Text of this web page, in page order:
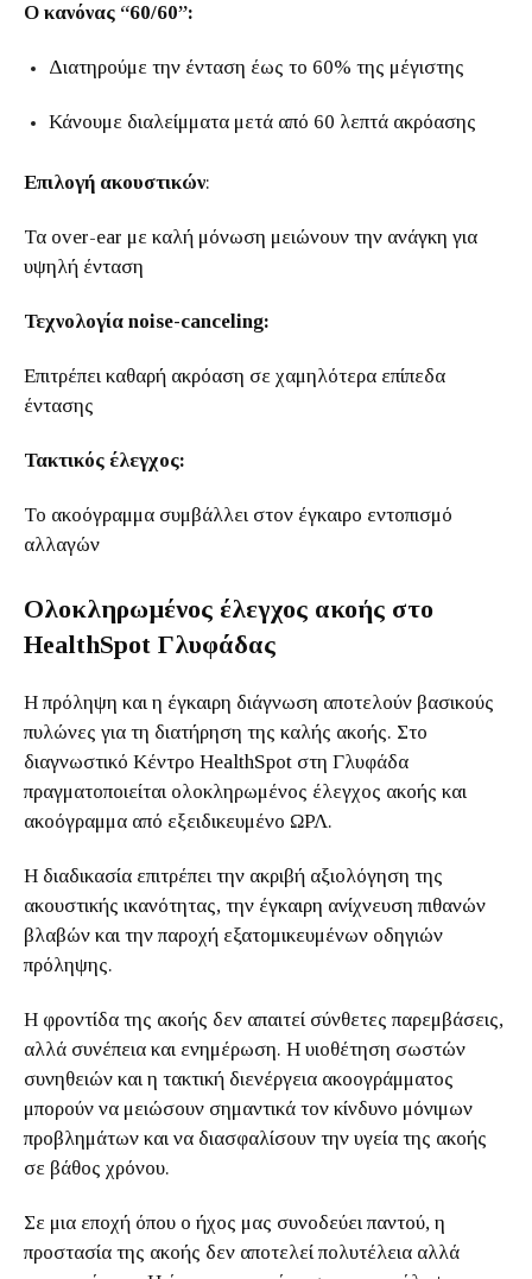
Ο κανόνας “60/60”:
Διατηρούμε την ένταση έως το 60% της μέγιστης
Κάνουμε διαλείμματα μετά από 60 λεπτά ακρόασης
Επιλογή ακουστικών:
Τα over-ear με καλή μόνωση μειώνουν την ανάγκη για
υψηλή ένταση
Τεχνολογία noise-canceling:
Επιτρέπει καθαρή ακρόαση σε χαμηλότερα επίπεδα
έντασης
Τακτικός έλεγχος:
Το ακοόγραμμα συμβάλλει στον έγκαιρο εντοπισμό
αλλαγών
Ολοκληρωμένος έλεγχος ακοής στο
HealthSpot Γλυφάδας
Η πρόληψη και η έγκαιρη διάγνωση αποτελούν βασικούς
πυλώνες για τη διατήρηση της καλής ακοής. Στο
διαγνωστικό Κέντρο HealthSpot στη Γλυφάδα
πραγματοποιείται ολοκληρωμένος έλεγχος ακοής και
ακοόγραμμα από εξειδικευμένο ΩΡΛ.
Η διαδικασία επιτρέπει την ακριβή αξιολόγηση της
ακουστικής ικανότητας, την έγκαιρη ανίχνευση πιθανών
βλαβών και την παροχή εξατομικευμένων οδηγιών
πρόληψης.
Η φροντίδα της ακοής δεν απαιτεί σύνθετες παρεμβάσεις,
αλλά συνέπεια και ενημέρωση. Η υιοθέτηση σωστών
συνηθειών και η τακτική διενέργεια ακοογράμματος
μπορούν να μειώσουν σημαντικά τον κίνδυνο μόνιμων
προβλημάτων και να διασφαλίσουν την υγεία της ακοής
σε βάθος χρόνου.
Σε μια εποχή όπου ο ήχος μας συνοδεύει παντού, η
προστασία της ακοής δεν αποτελεί πολυτέλεια αλλά